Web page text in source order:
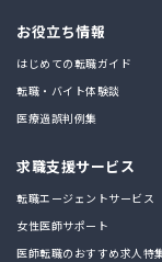
お役立ち情報
はじめての転職ガイド
転職・バイト体験談
医療過誤判例集
求職支援サービス
転職エージェントサービス
女性医師サポート
医師転職のおすすめ求人特